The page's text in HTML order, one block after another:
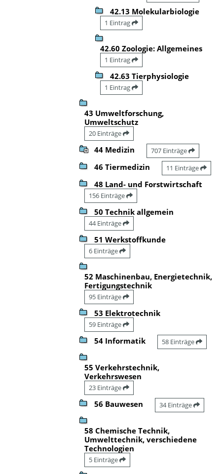
42.13 Molekularbiologie
1 Eintrag
42.60 Zoologie: Allgemeines
1 Eintrag
42.63 Tierphysiologie
1 Eintrag
43 Umweltforschung,
Umweltschutz
20 Einträge
44 Medizin 707 Einträge
46 Tiermedizin 11 Einträge
48 Land- und Forstwirtschaft
156 Einträge
50 Technik allgemein
44 Einträge
51 Werkstoffkunde
6 Einträge
52 Maschinenbau, Energietechnik,
Fertigungstechnik
95 Einträge
53 Elektrotechnik
59 Einträge
54 Informatik 58 Einträge
55 Verkehrstechnik,
Verkehrswesen
23 Einträge
56 Bauwesen 34 Einträge
58 Chemische Technik,
Umwelttechnik, verschiedene
Technologien
5 Einträge